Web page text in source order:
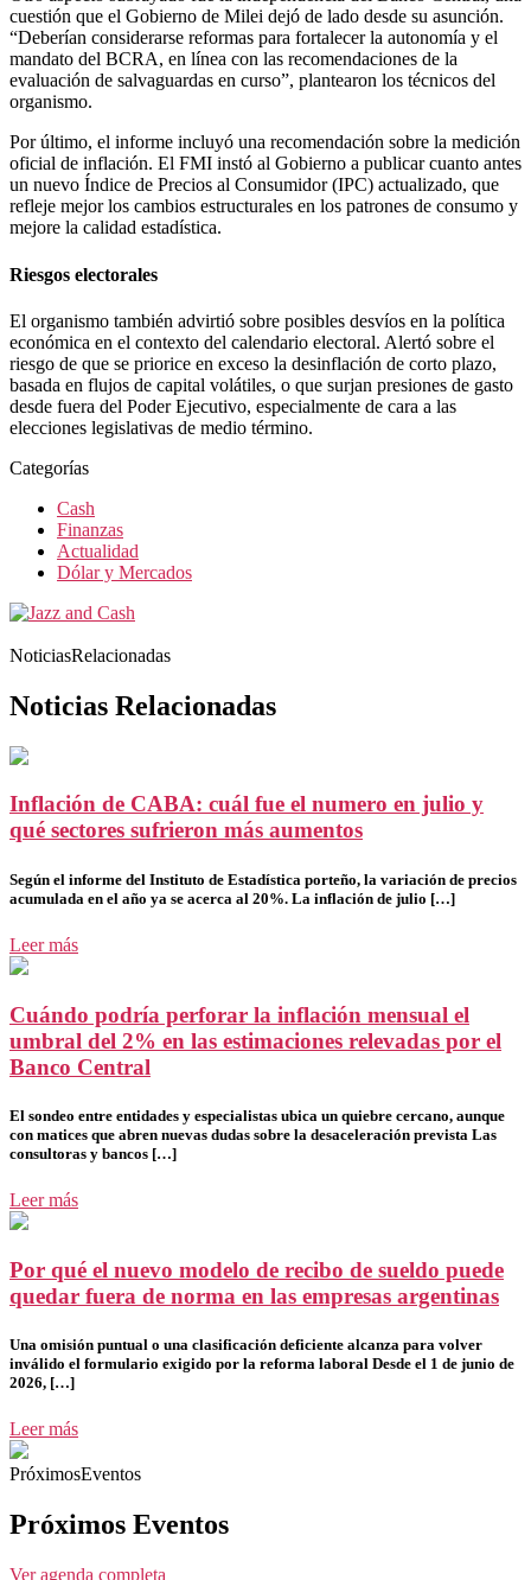
cuestión que el Gobierno de Milei dejó de lado desde su asunción.
“Deberían considerarse reformas para fortalecer la autonomía y el
mandato del BCRA, en línea con las recomendaciones de la
evaluación de salvaguardas en curso”, plantearon los técnicos del
organismo.
Por último, el informe incluyó una recomendación sobre la medición
oficial de inflación. El FMI instó al Gobierno a publicar cuanto antes
un nuevo Índice de Precios al Consumidor (IPC) actualizado, que
refleje mejor los cambios estructurales en los patrones de consumo y
mejore la calidad estadística.
Riesgos electorales
El organismo también advirtió sobre posibles desvíos en la política
económica en el contexto del calendario electoral. Alertó sobre el
riesgo de que se priorice en exceso la desinflación de corto plazo,
basada en flujos de capital volátiles, o que surjan presiones de gasto
desde fuera del Poder Ejecutivo, especialmente de cara a las
elecciones legislativas de medio término.
Categorías
Cash
Finanzas
Actualidad
Dólar y Mercados
NoticiasRelacionadas
Noticias Relacionadas
Inflación de CABA: cuál fue el numero en julio y
qué sectores sufrieron más aumentos
Según el informe del Instituto de Estadística porteño, la variación de precios
acumulada en el año ya se acerca al 20%. La inflación de julio […]
Leer más
Cuándo podría perforar la inflación mensual el
umbral del 2% en las estimaciones relevadas por el
Banco Central
El sondeo entre entidades y especialistas ubica un quiebre cercano, aunque
con matices que abren nuevas dudas sobre la desaceleración prevista Las
consultoras y bancos […]
Leer más
Por qué el nuevo modelo de recibo de sueldo puede
quedar fuera de norma en las empresas argentinas
Una omisión puntual o una clasificación deficiente alcanza para volver
inválido el formulario exigido por la reforma laboral Desde el 1 de junio de
2026, […]
Leer más
PróximosEventos
Próximos Eventos
Ver agenda completa